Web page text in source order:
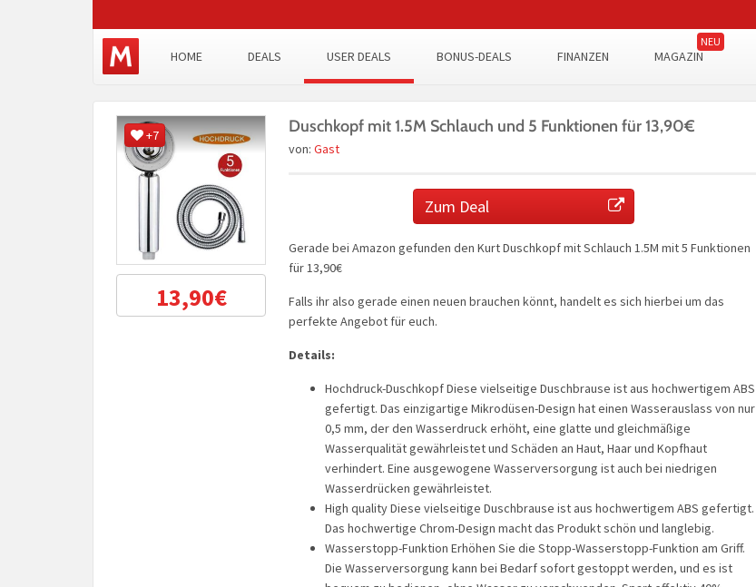
HOME DEALS USER DEALS BONUS-DEALS FINANZEN MAGAZIN
+7
13,90€
Duschkopf mit 1.5M Schlauch und 5 Funktionen für 13,90€
von: Gast
Zum Deal
Gerade bei Amazon gefunden den Kurt Duschkopf mit Schlauch 1.5M mit 5 Funktionen
für 13,90€
Falls ihr also gerade einen neuen brauchen könnt, handelt es sich hierbei um das
perfekte Angebot für euch.
Details:
Hochdruck-Duschkopf Diese vielseitige Duschbrause ist aus hochwertigem ABS
gefertigt. Das einzigartige Mikrodüsen-Design hat einen Wasserauslass von nur
0,5 mm, der den Wasserdruck erhöht, eine glatte und gleichmäßige
Wasserqualität gewährleistet und Schäden an Haut, Haar und Kopfhaut
verhindert. Eine ausgewogene Wasserversorgung ist auch bei niedrigen
Wasserdrücken gewährleistet.
High quality Diese vielseitige Duschbrause ist aus hochwertigem ABS gefertigt.
Das hochwertige Chrom-Design macht das Produkt schön und langlebig.
Wasserstopp-Funktion Erhöhen Sie die Stopp-Wasserstopp-Funktion am Griff.
Die Wasserversorgung kann bei Bedarf sofort gestoppt werden, und es ist